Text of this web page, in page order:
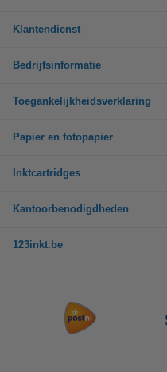
Klantendienst
Bedrijfsinformatie
Toegankelijkheidsverklaring
Papier en fotopapier
Inktcartridges
Kantoorbenodigdheden
123inkt.be